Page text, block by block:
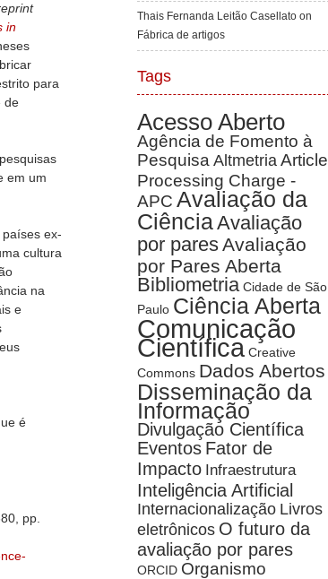
in
para
de
em um
ex-
cultura
na
e
é
pp.
Thais Fernanda Leitão Casellato on
Fábrica de artigos
Tags
Acesso Aberto
Agência de Fomento à
Pesquisa Altmetria Article
Processing Charge -
APC Avaliação da
CiênciaAvaliação
por paresAvaliação
por Pares Aberta
Bibliometria Cidade de São
Paulo Ciência Aberta
Comunicação
Científica Creative
Commons Dados Abertos
Disseminação da
Informação
Divulgação Científica
Eventos Fator de
Impacto Infraestrutura
Inteligência Artificial
Internacionalização Livros
eletrônicos O futuro da
avaliação por pares
ORCID Organismo